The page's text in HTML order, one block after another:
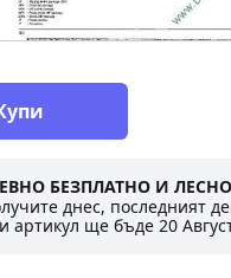
БЕЗПЛАТНО И
днес, последният
артикул ще бъде20